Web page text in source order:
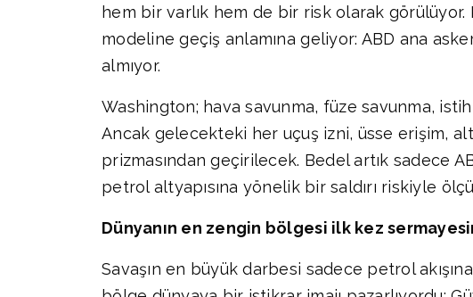
hem bir varlık hem de bir risk olarak
modeline geçiş anlamına geliyor: ABD ana
almıyor.
Washington; hava savunma, füze savunma,
Ancak gelecekteki her uçuş izni, üsse erişim,
prizmasından geçirilecek. Bedel artık sadece
petrol altyapısına yönelik bir saldırı riskiyle
Dünyanın en zengin bölgesi ilk kez
Savaşın en büyük darbesi sadece petrol